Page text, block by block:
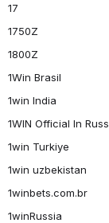
17
1750Z
1800Z
1Win Brasil
1win India
1WIN Official In
1win Turkiye
1win uzbekistan
1winbets.com.br
1winRussia